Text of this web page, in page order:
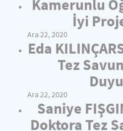
Kamerunlu
İyi
Ara 22, 2020
Eda
Tez
Ara 22, 2020
Saniye
Doktora Tez